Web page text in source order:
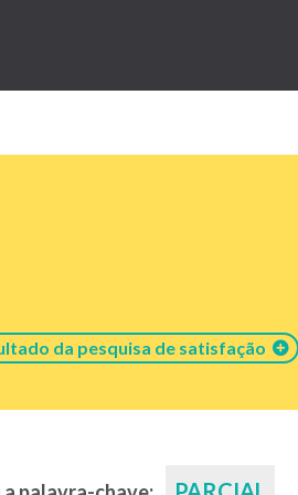
da pesquisa de satisfação